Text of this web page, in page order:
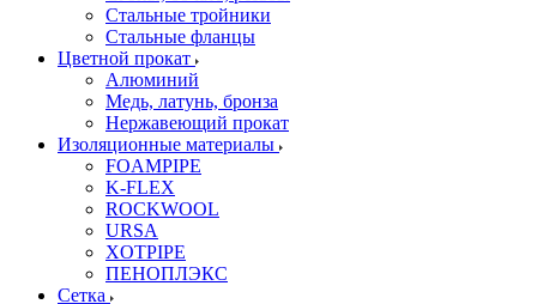
Стальные тройники
Стальные фланцы
Цветной прокат
Алюминий
Медь, латунь, бронза
Нержавеющий прокат
Изоляционные материалы
FOAMPIPE
K-FLEX
ROCKWOOL
URSA
XOTPIPE
ПЕНОПЛЭКС
Сетка